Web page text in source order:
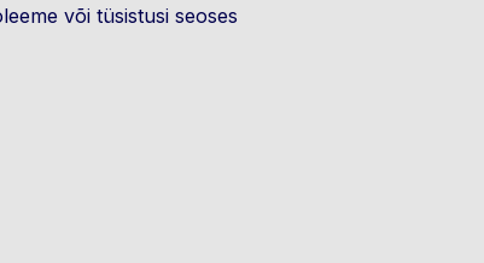
või tüsistusi seoses